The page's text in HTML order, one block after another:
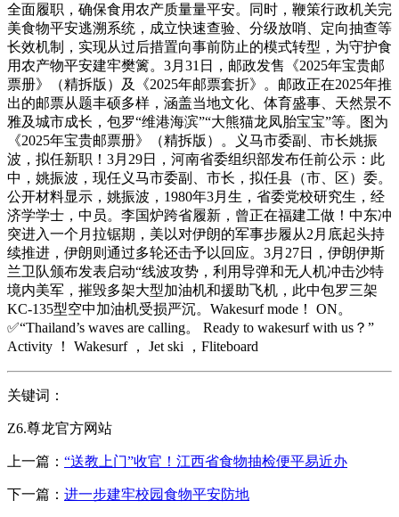
全面履职，确保食用农产质量量平安。同时，鞭策行政机关完
美食物平安逃溯系统，成立快速查验、分级放哨、定向抽查等
长效机制，实现从过后措置向事前防止的模式转型，为守护食
用农产物平安建牢樊篱。3月31日，邮政发售《2025年宝贵邮
票册》（精拆版）及《2025年邮票套折》。邮政正在2025年推
出的邮票从题丰硕多样，涵盖当地文化、体育盛事、天然景不
雅及城市成长，包罗“维港海滨”“大熊猫龙凤胎宝宝”等。图为
《2025年宝贵邮票册》（精拆版）。义马市委副、市长姚振
波，拟任新职！3月29日，河南省委组织部发布任前公示：此
中，姚振波，现任义马市委副、市长，拟任县（市、区）委。
公开材料显示，姚振波，1980年3月生，省委党校研究生，经
济学学士，中员。李国炉跨省履新，曾正在福建工做！中东冲
突进入一个月拉锯期，美以对伊朗的军事步履从2月底起头持
续推进，伊朗则通过多轮还击予以回应。3月27日，伊朗伊斯
兰卫队颁布发表启动“线波攻势，利用导弹和无人机冲击沙特
境内美军，摧毁多架大型加油机和援助飞机，此中包罗三架
KC-135型空中加油机受损严沉。Wakesurf mode！ ON。
✅“Thailand’s waves are calling。 Ready to wakesurf with us？”
Activity ！ Wakesurf ， Jet ski ，Fliteboard
关键词：
Z6.尊龙官方网站
上一篇： “送教上门”收官！江西省食物抽检便平易近办
下一篇： 进一步建牢校园食物平安防地